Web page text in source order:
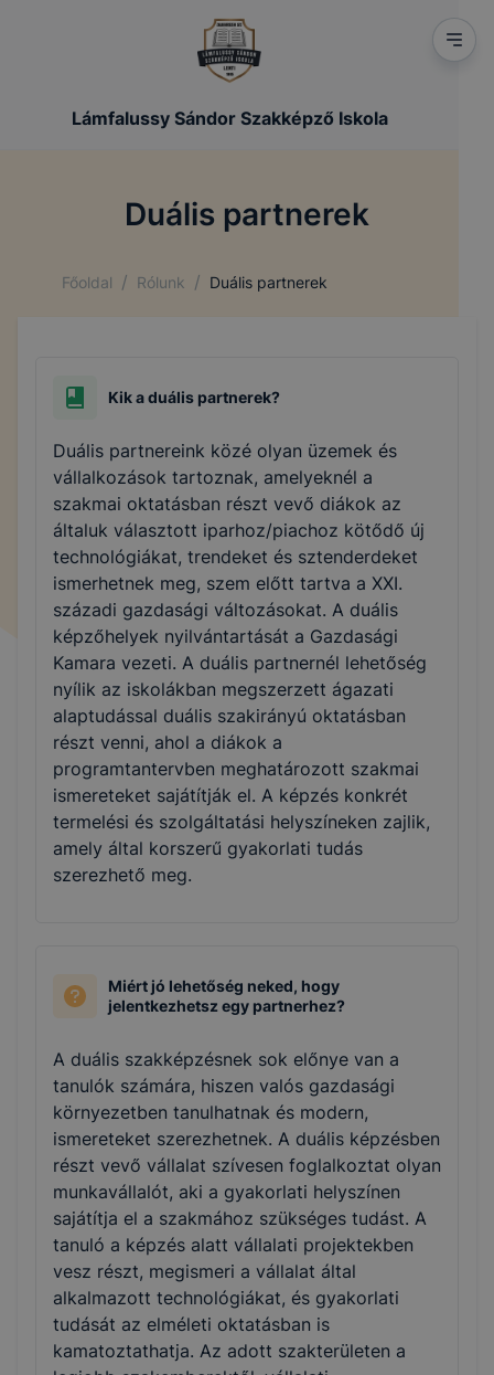
Lámfalussy Sándor Szakképző Iskola
Duális partnerek
Főoldal / Rólunk / Duális partnerek
Kik a duális partnerek?
Duális partnereink közé olyan üzemek és
vállalkozások tartoznak, amelyeknél a
szakmai oktatásban részt vevő diákok az
általuk választott iparhoz/piachoz kötődő új
technológiákat, trendeket és sztenderdeket
ismerhetnek meg, szem előtt tartva a XXI.
századi gazdasági változásokat. A duális
képzőhelyek nyilvántartását a Gazdasági
Kamara vezeti. A duális partnernél lehetőség
nyílik az iskolákban megszerzett ágazati
alaptudással duális szakirányú oktatásban
részt venni, ahol a diákok a
programtantervben meghatározott szakmai
ismereteket sajátítják el. A képzés konkrét
termelési és szolgáltatási helyszíneken zajlik,
amely által korszerű gyakorlati tudás
szerezhető meg.
Miért jó lehetőség neked, hogy
jelentkezhetsz egy partnerhez?
A duális szakképzésnek sok előnye van a
tanulók számára, hiszen valós gazdasági
környezetben tanulhatnak és modern,
ismereteket szerezhetnek. A duális képzésben
részt vevő vállalat szívesen foglalkoztat olyan
munkavállalót, aki a gyakorlati helyszínen
sajátítja el a szakmához szükséges tudást. A
tanuló a képzés alatt vállalati projektekben
vesz részt, megismeri a vállalat által
alkalmazott technológiákat, és gyakorlati
tudását az elméleti oktatásban is
kamatoztathatja. Az adott szakterületen a